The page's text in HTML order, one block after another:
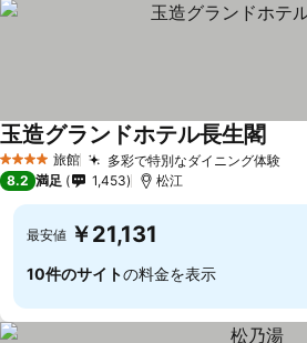
4 ホテルのランク
旅館 多彩で特別なダイニング体験
玉造グランドホテル長生閣
8.2 満足 1,453 松江
最安値 ￥21,131
10件のサイトの料金を表示